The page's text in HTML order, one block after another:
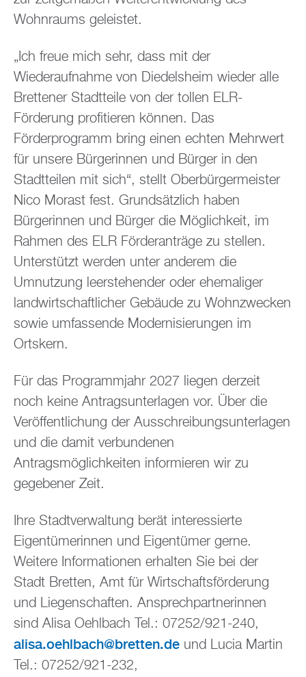
Wohnraums geleistet.
„Ich freue mich sehr, dass mit der
Wiederaufnahme von Diedelsheim wieder alle
Brettener Stadtteile von der tollen ELR-
Förderung profitieren können. Das
Förderprogramm bring einen echten Mehrwert
für unsere Bürgerinnen und Bürger in den
Stadtteilen mit sich“, stellt Oberbürgermeister
Nico Morast fest. Grundsätzlich haben
Bürgerinnen und Bürger die Möglichkeit, im
Rahmen des ELR Förderanträge zu stellen.
Unterstützt werden unter anderem die
Umnutzung leerstehender oder ehemaliger
landwirtschaftlicher Gebäude zu Wohnzwecken
sowie umfassende Modernisierungen im
Ortskern.
Für das Programmjahr 2027 liegen derzeit
noch keine Antragsunterlagen vor. Über die
Veröffentlichung der Ausschreibungsunterlagen
und die damit verbundenen
Antragsmöglichkeiten informieren wir zu
gegebener Zeit.
Ihre Stadtverwaltung berät interessierte
Eigentümerinnen und Eigentümer gerne.
Weitere Informationen erhalten Sie bei der
Stadt Bretten, Amt für Wirtschaftsförderung
und Liegenschaften. Ansprechpartnerinnen
sind Alisa Oehlbach Tel.: 07252/921-240,
alisa.oehlbach@bretten.de und Lucia Martin
Tel.: 07252/921-232,